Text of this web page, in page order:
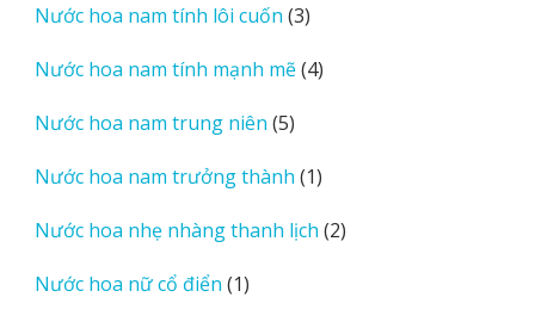
phẩm
Nước hoa nam tính lôi cuốn 33
phẩm
Nước hoa nam tính mạnh mẽ 44
Nước hoa nam trung niên 55
phẩm
Nước hoa nam trưởng thành 11
phẩm
Nước hoa nhẹ nhàng thanh lịch 22
Nước hoa nữ cổ điển 11